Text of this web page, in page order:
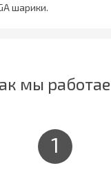
шарики.
мы
1